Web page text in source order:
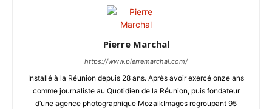
Pierre Marchal
https://www.pierremarchal.com/
Installé à la Réunion depuis 28 ans. Après avoir exercé onze ans
comme journaliste au Quotidien de la Réunion, puis fondateur
d’une agence photographique MozaikImages regroupant 95